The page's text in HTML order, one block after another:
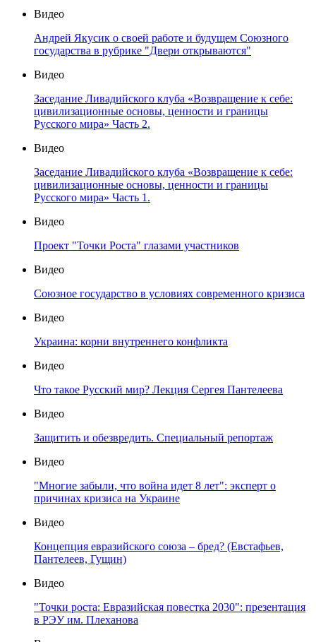
Видео
Андрей Якусик о своей работе и будущем Союзного
государства в рубрике "Двери открываются"
Видео
Заседание Ливадийского клуба «Возвращение к себе:
цивилизационные основы, ценности и границы
Русского мира» Часть 2.
Видео
Заседание Ливадийского клуба «Возвращение к себе:
цивилизационные основы, ценности и границы
Русского мира» Часть 1.
Видео
Проект "Точки Роста" глазами участников
Видео
Союзное государство в условиях современного кризиса
Видео
Украина: корни внутреннего конфликта
Видео
Что такое Русский мир? Лекция Сергея Пантелеева
Видео
Защитить и обезвредить. Специальный репортаж
Видео
"Многие забыли, что война идет 8 лет": эксперт о
причинах кризиса на Украине
Видео
Концепция евразийского союза – бред? (Евстафьев,
Пантелеев, Гущин)
Видео
"Точки роста: Евразийская повестка 2030": презентация
в РЭУ им. Плеханова